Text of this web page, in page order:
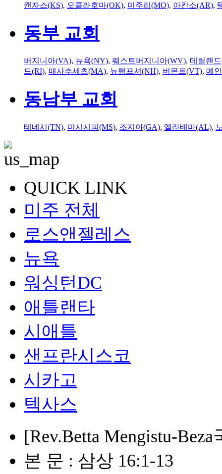
캔자스(KS), 오클라호마(OK), 미주리(MO), 아칸소(AR),
동부 교회
버지니아(VA), 뉴욕(NY), 웨스트버지니아(WV), 메릴랜
드(RI), 매사추세츠(MA), 뉴햄프셔(NH), 버몬트(VT), 메
동남부 교회
테네시(TN), 미시시피(MS), 조지아(GA), 앨라배마(AL),
QUICK LINK
미주 전체
로스앤젤레스
뉴욕
워싱턴DC
애틀랜타
시애틀
샌프란시스코
시카고
텍사스
[Rev.Betta Mengistu-
본 문 : 삼상 16:1-13